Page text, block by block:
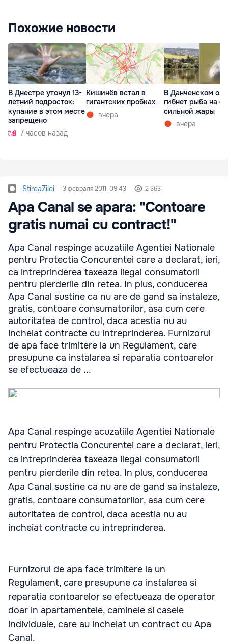
Похожие новости
В Днестре утонул 13-
летний подросток:
купание в этом месте
запрещено
7 часов назад
Кишинёв встал в
гигантских пробках
вчера
В Данченском
гибнет рыба на
сильной жары
вчера
StireaZilei 3 февраля 2011, 09:43 2 363
Apa Canal se apara: "Contoare
gratis numai cu contract!"
Apa Canal respinge acuzatiile Agentiei Nationale
pentru Protectia Concurentei care a declarat, ieri,
ca intreprinderea taxeaza ilegal consumatorii
pentru pierderile din retea. In plus, conducerea
Apa Canal sustine ca nu are de gand sa instaleze,
gratis, contoare consumatorilor, asa cum cere
autoritatea de control, daca acestia nu au
incheiat contracte cu intreprinderea. Furnizorul
de apa face trimitere la un Regulament, care
presupune ca instalarea si reparatia contoarelor
se efectueaza de ...
Apa Canal respinge acuzatiile Agentiei Nationale
pentru Protectia Concurentei care a declarat, ieri,
ca intreprinderea taxeaza ilegal consumatorii
pentru pierderile din retea. In plus, conducerea
Apa Canal sustine ca nu are de gand sa instaleze,
gratis, contoare consumatorilor, asa cum cere
autoritatea de control, daca acestia nu au
incheiat contracte cu intreprinderea.
Furnizorul de apa face trimitere la un
Regulament, care presupune ca instalarea si
reparatia contoarelor se efectueaza de operator
doar in apartamentele, caminele si casele
individuale, care au incheiat un contract cu Apa
Canal.